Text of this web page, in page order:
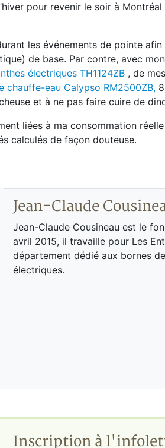
pour revenir le soir à
les événements de pointe
de base. Par contre, avec
électriques TH1124ZB , de mes
chauffe-eau Calypso RM2500ZB,
et à ne pas faire cuire de
liées à ma consommation
calculés de façon douteuse.
Jean-Claude
Jean-Claude Cousineau est le
avril 2015, il travaille pour Les
département dédié aux bornes
électriques.
Inscription à